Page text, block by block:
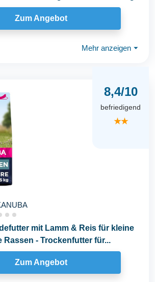
Zum Angebot
Mehr anzeigen ⏷
8,4/10
befriedigend
★★
mit Lamm & Reis für kleine
Rassen - Trockenfutter für...
Zum Angebot